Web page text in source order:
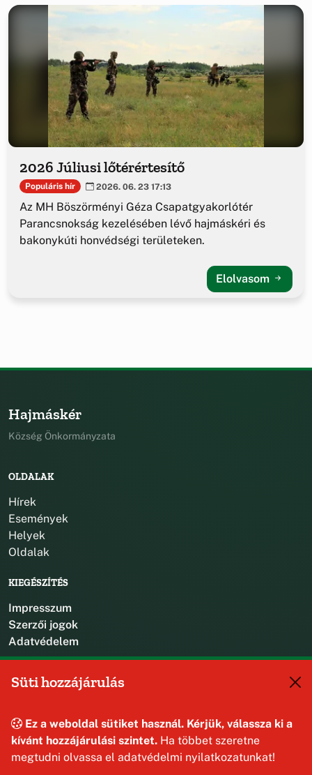
2026 Júliusi lőtérértesítő
Populáris hír 2026. 06. 23 17:13
Az MH Böszörményi Géza Csapatgyakorlótér
Parancsnokság kezelésében lévő hajmáskéri és
bakonykúti honvédségi területeken.
Elolvasom
Hajmáskér
Község Önkormányzata
OLDALAK
Hírek
Események
Helyek
Oldalak
KIEGÉSZÍTÉS
Impresszum
Szerzői jogok
Adatvédelem
8192 Hajmáskér, Kossuth Lajos u. 31.
Süti hozzájárulás
Ez a weboldal sütiket használ. Kérjük, válassza ki a
kívánt hozzájárulási szintet. Ha többet szeretne
megtudni olvassa el adatvédelmi nyilatkozatunkat!